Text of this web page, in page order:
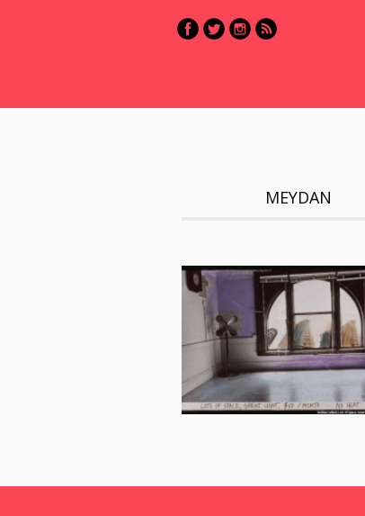
MEYDAN